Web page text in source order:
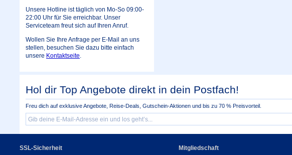
Unsere Hotline ist täglich von Mo-So 09:00-
22:00 Uhr für Sie erreichbar. Unser
Serviceteam freut sich auf Ihren Anruf.
Wollen Sie Ihre Anfrage per E-Mail an uns
stellen, besuchen Sie dazu bitte einfach
unsere Kontaktseite.
Hol dir Top Angebote direkt in dein Postfach!
Freu dich auf exklusive Angebote, Reise-Deals, Gutschein-Aktionen und bis zu 70 % Preisvorteil.
SSL-Sicherheit
Mitgliedschaft